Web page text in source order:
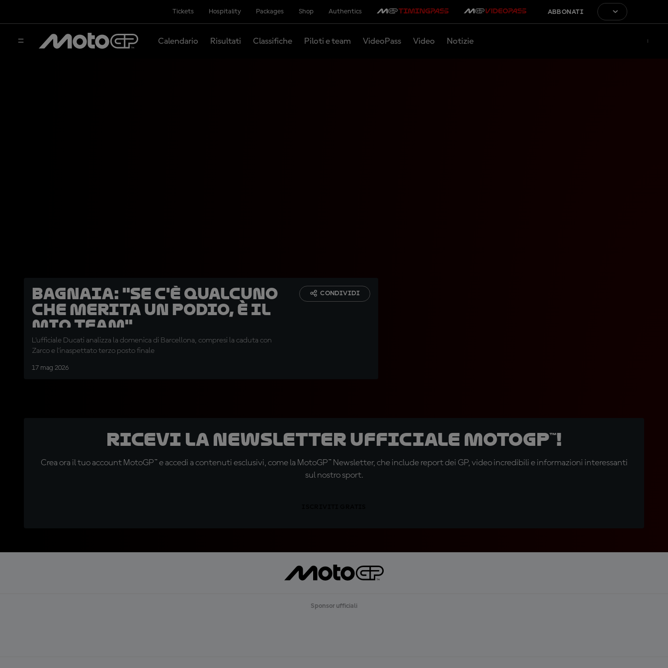
Tickets Hospitality Packages Shop Authentics ABBONATI
Calendario Risultati Classifiche Piloti e team VideoPass Video Notizie
Bagnaia: "Se c'è qualcuno
che merita un podio, è il
mio team"
L'ufficiale Ducati analizza la domenica di Barcellona, compresi la caduta con
Zarco e l'inaspettato terzo posto finale
17 mag 2026
CONDIVIDI
Ricevi la newsletter ufficiale MotoGP™!
Crea ora il tuo account MotoGP™ e accedi a contenuti esclusivi, come la MotoGP™ Newsletter, che include report dei GP, video incredibili e informazioni interessanti
sul nostro sport.
Sponsor ufficiali